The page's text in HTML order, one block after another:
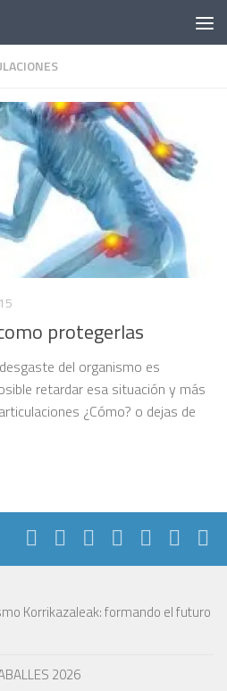
protegerlas
del organismo es
retardar esa situación y más
¿Cómo? o dejas de
Korrikazaleak: formando el futuro
2026